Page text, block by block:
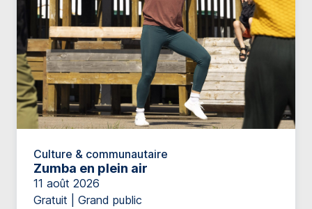
Culture & communautaire
Zumba en plein air
11 août 2026
Gratuit | Grand public